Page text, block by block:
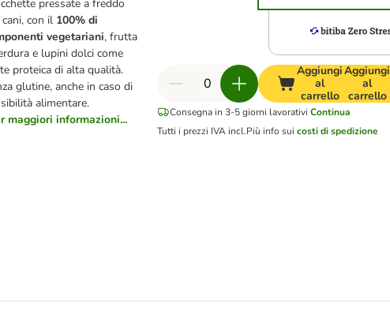
pressate a freddo
con il 100% di
vegetariani, frutta
e lupini dolci come
proteica di alta qualità.
glutine, anche in caso di
alimentare.
maggiori informazioni...
Aggiungi
al
carrello
Aggiungi
al
carrello
Consegna in 3-5 giorni lavorativi Continua
Tutti i prezzi IVA incl.Più info suicosti di spedizione